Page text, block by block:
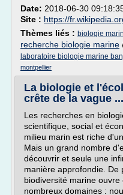
Date: 2018-06-30
Site : https://
Thèmes liés : biologie
recherche biologie marine
laboratoire biologie marine
montpellier
La biologie et
crête de la vague ...
Les recherches en
scientifique, social et
milieu marin est riche
Mais un grand nombre
découvrir et seule une
manière approfondie. De
biodiversité marine
nombreux domaines :